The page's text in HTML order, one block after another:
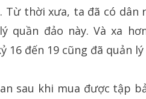
Từ thời xưa, ta đã có dân
quần đảo này. Và xa
16 đến 19 cũng đã quản lý
sau khi mua được tập